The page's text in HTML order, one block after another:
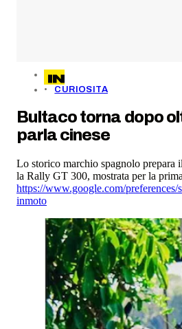
CURIOSITA
Bultaco torna dopo
parla cinese
Lo storico marchio spagnolo prepara
la Rally GT 300, mostrata per la
https://www.google.com/preferences/
inmoto